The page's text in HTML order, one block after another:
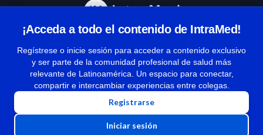
¡Acceda a todo el contenido de IntraMed!
Regístrese o inicie sesión para acceder a contenido exclusivo
y ser parte de la comunidad profesional de salud más
relevante de Latinoamérica. Un espacio para conectar,
compartir e intercambiar experiencias entre colegas.
Registrarse
Iniciar sesión
Términos y condiciones
| Políticas de privacidad
| Todos los derechos reservados | Copyright 1997-2026